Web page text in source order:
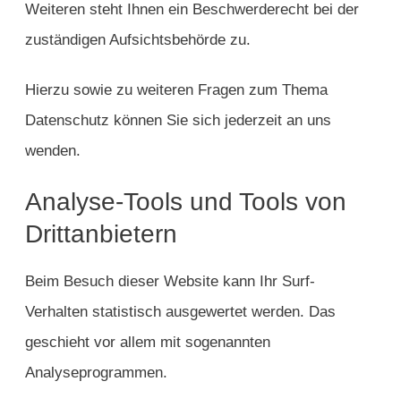
Weiteren steht Ihnen ein Beschwerderecht bei der
zuständigen Aufsichtsbehörde zu.
Hierzu sowie zu weiteren Fragen zum Thema
Datenschutz können Sie sich jederzeit an uns
wenden.
Analyse-Tools und Tools von
Dritt­anbietern
Beim Besuch dieser Website kann Ihr Surf-
Verhalten statistisch ausgewertet werden. Das
geschieht vor allem mit sogenannten
Analyseprogrammen.